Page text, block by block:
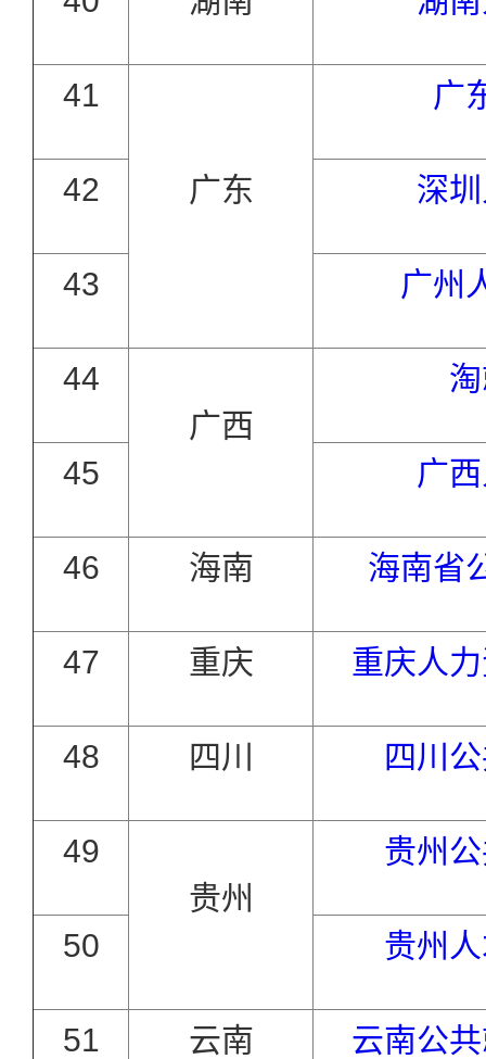
41
广东
广
42 深
43 广州
44
广西
45 广
46 海南 海南省
47 重庆 重庆人
48 四川 四川
49
贵州
贵州
50 贵州
51 云南 云南公